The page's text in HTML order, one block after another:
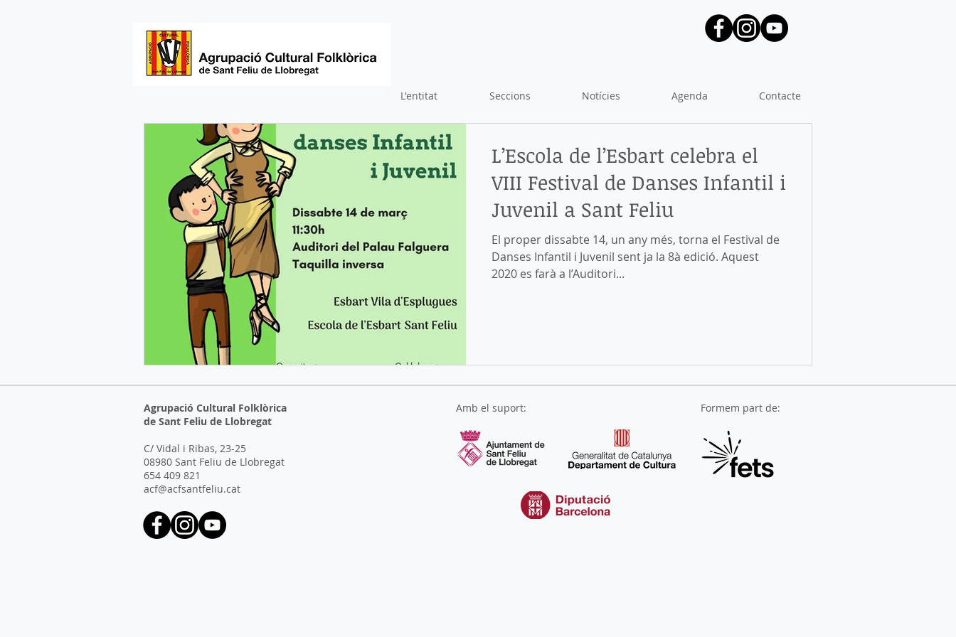
L'entitat Seccions Notícies Agenda Contacte
L’Escola de l’Esbart celebra el
VIII Festival de Danses Infantil i
Juvenil a Sant Feliu
El proper dissabte 14, un any més, torna el Festival de
Danses Infantil i Juvenil sent ja la 8à edició. Aquest
2020 es farà a l’Auditori...
Agrupació Cultural Folklòrica
de Sant Feliu de Llobregat
C/ Vidal i Ribas, 23-25
08980 Sant Feliu de Llobregat
654 409 821
acf@acfsantfeliu.cat
Amb el suport: Formem part de: